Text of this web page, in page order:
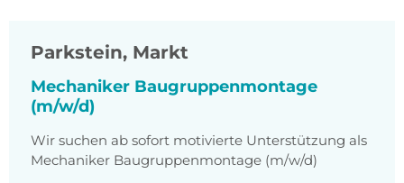
Parkstein, Markt
Mechaniker Baugruppenmontage
(m/w/d)
Wir suchen ab sofort motivierte Unterstützung als
Mechaniker Baugruppenmontage (m/w/d)